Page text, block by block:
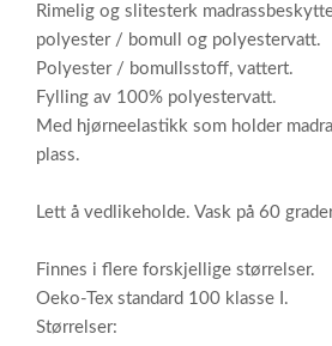
Rimelig og slitesterk
polyester / bomull og polyestervatt.
Polyester / bomullsstoff, vattert.
Fylling av 100% polyestervatt.
Med hjørneelastikk som holder
plass.
Lett å vedlikeholde. Vask på 60
Finnes i flere forskjellige størrelser.
Oeko-Tex standard 100 klasse I.
Størrelser: